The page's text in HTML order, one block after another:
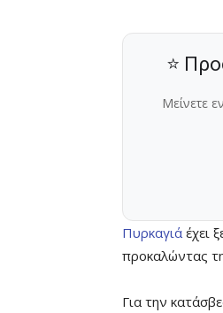
⭐
Μείνετε
Πυρκαγιά έχει
προκαλώντας
Για την